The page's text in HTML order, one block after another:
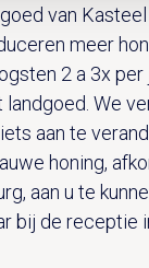
van
meer
2 a 3x
landgoed. We
aan te
honing,
aan u te
bij de receptie